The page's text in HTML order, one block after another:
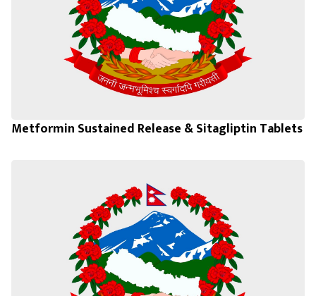
Metformin Sustained Release & Sitagliptin Tablets